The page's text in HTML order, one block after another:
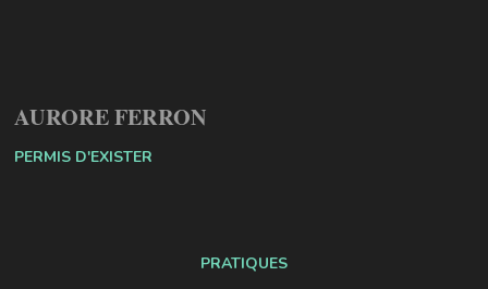
AURORE FERRON
PERMIS D'EXISTER
PRATIQUES